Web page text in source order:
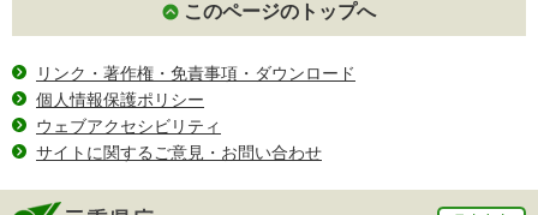
このページのトップへ
リンク・著作権・免責事項・ダウンロード
個人情報保護ポリシー
ウェブアクセシビリティ
サイトに関するご意見・お問い合わせ